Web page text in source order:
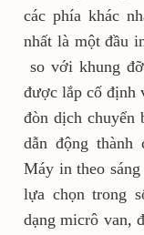
các phía khác
nhất là một đầu
so với khung
được lắp cố định
đòn dịch chuyển
dẫn động thành
Máy in theo
lựa chọn trong
dạng micrô van,